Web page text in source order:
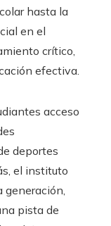
hasta la
en el
crítico,
efectiva.
acceso
deportes
el instituto
pista de